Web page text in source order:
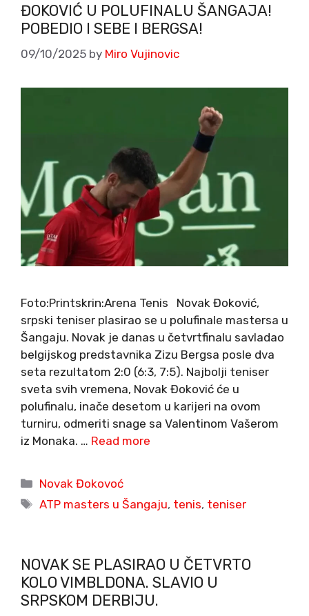
ĐOKOVIĆ U POLUFINALU ŠANGAJA!
POBEDIO I SEBE I BERGSA!
09/10/2025 by Miro Vujinovic
Foto:Printskrin:Arena Tenis Novak Đoković,
srpski teniser plasirao se u polufinale mastersa u
Šangaju. Novak je danas u četvrtfinalu savladao
belgijskog predstavnika Zizu Bergsa posle dva
seta rezultatom 2:0 (6:3, 7:5). Najbolji teniser
sveta svih vremena, Novak Đoković će u
polufinalu, inače desetom u karijeri na ovom
turniru, odmeriti snage sa Valentinom Vašerom
iz Monaka. … Read more
Categories
Novak Đokovoć
Tags
ATP masters u Šangaju, tenis, teniser
NOVAK SE PLASIRAO U ČETVRTO
KOLO VIMBLDONA. SLAVIO U
SRPSKOM DERBIJU.